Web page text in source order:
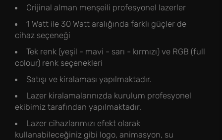
Orijinal alman menşeili profesyonel lazerler
1 Watt ile 30 Watt aralığında farklı güçler de
cihaz seçeneği
Tek renk (yeşil - mavi - sarı - kırmızı) ve RGB (full
colour) renk seçenekleri
Satışı ve kiralaması yapılmaktadır.
Lazer kiralamalarınızda kurulum profesyonel
ekibimiz tarafından yapılmaktadır.
Lazer cihazlarımızı efekt olarak
kullanabileceğiniz gibi logo, animasyon, su